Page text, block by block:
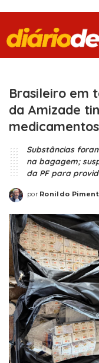
Brasileiro em
da Amizade
Substâncias
na bagagem;
da PF para
por Ronildo